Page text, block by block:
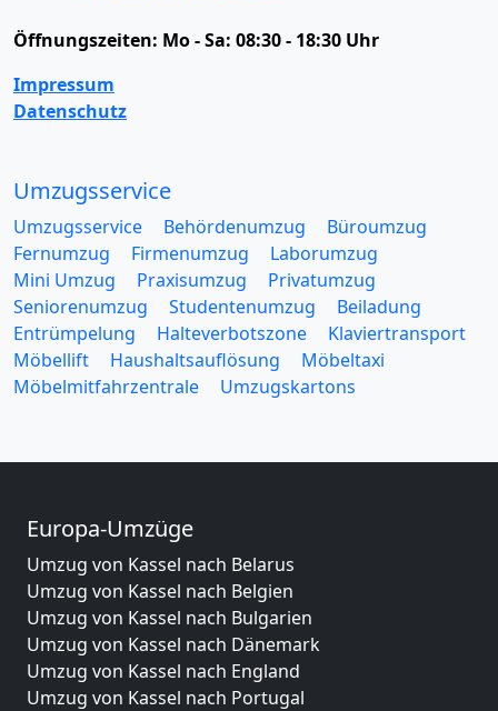
Öffnungszeiten: Mo - Sa: 08:30 - 18:30 Uhr
Impressum
Datenschutz
Umzugsservice
Umzugsservice Behördenumzug
Büroumzug
Fernumzug
Firmenumzug
Laborumzug
Mini Umzug
Praxisumzug
Privatumzug
Seniorenumzug
Studentenumzug
Beiladung
Entrümpelung
Halteverbotszone
Klaviertransport
Möbellift
Haushaltsauflösung
Möbeltaxi
Möbelmitfahrzentrale
Umzugskartons
Europa-Umzüge
Umzug von Kassel nach Belarus
Umzug von Kassel nach Belgien
Umzug von Kassel nach Bulgarien
Umzug von Kassel nach Dänemark
Umzug von Kassel nach England
Umzug von Kassel nach Portugal